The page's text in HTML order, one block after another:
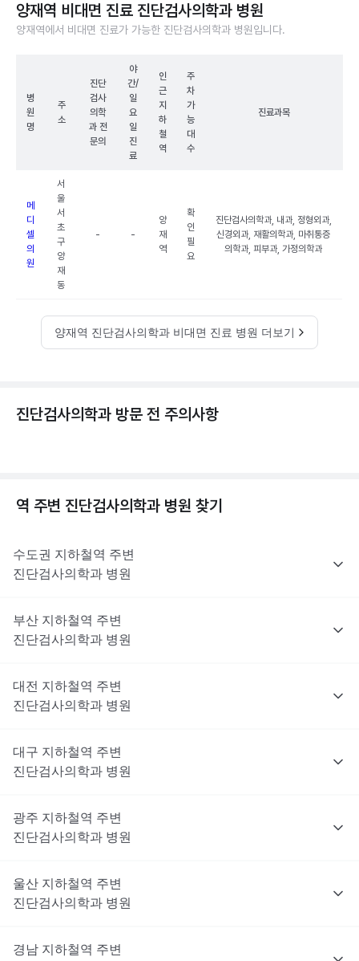
양재역 비대면 진료 진단검사의학과 병원
양재역에서 비대면 진료가 가능한 진단검사의학과 병원입니다.
병
원
명
주
소
진단
검사
의학
과 전
문의
야
간/
일
요
일
진
료
인
근
지
하
철
역
주
차
가
능
대
수
진료과목
메
디
셀
의
원
서
울
서
초
구
양
재
동
- -
양
재
역
확
인
필
요
진단검사의학과, 내과, 정형외과,
신경외과, 재활의학과, 마취통증
의학과, 피부과, 가정의학과
양재역 진단검사의학과 비대면 진료 병원 더보기
진단검사의학과 방문 전 주의사항
역 주변 진단검사의학과 병원 찾기
수도권 지하철역 주변
진단검사의학과 병원
부산 지하철역 주변
진단검사의학과 병원
대전 지하철역 주변
진단검사의학과 병원
대구 지하철역 주변
진단검사의학과 병원
광주 지하철역 주변
진단검사의학과 병원
울산 지하철역 주변
진단검사의학과 병원
경남 지하철역 주변